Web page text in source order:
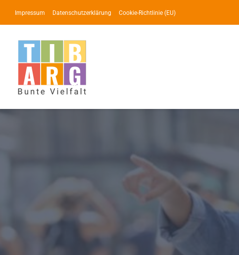
Inhalt
springen
Impressum Datenschutzerklärung Cookie-Richtlinie (EU)